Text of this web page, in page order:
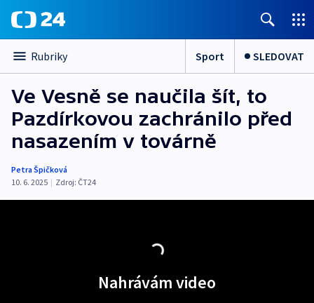
Rubriky Sport SLEDOVAT
Ve Vesně se naučila šít, to
Pazdírkovou zachránilo před
nasazením v továrně
Petra Špičková
10. 6. 2025 | Zdroj: ČT24
Nahrávám video